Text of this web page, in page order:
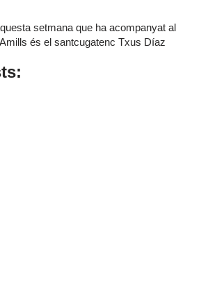
setmana que ha acompanyat al
és el santcugatenc Txus Díaz